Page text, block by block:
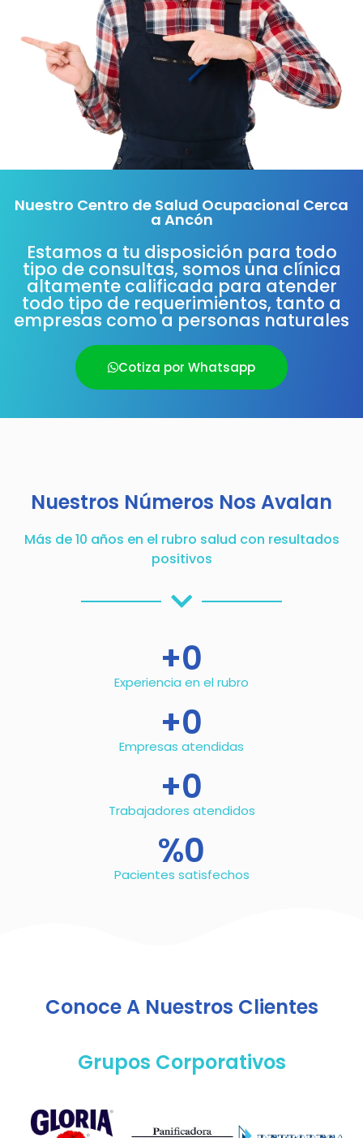
Nuestro Centro de Salud Ocupacional Cerca
a Ancón
Estamos a tu disposición para todo
tipo de consultas, somos una clínica
altamente calificada para atender
todo tipo de requerimientos, tanto a
empresas como a personas naturales
Cotiza por Whatsapp
Nuestros Números Nos Avalan
Más de 10 años en el rubro salud con resultados
positivos
Experiencia en el rubro
+0
Empresas atendidas
+0
Trabajadores atendidos
+0
Pacientes satisfechos
%0
Conoce A Nuestros Clientes
Grupos Corporativos